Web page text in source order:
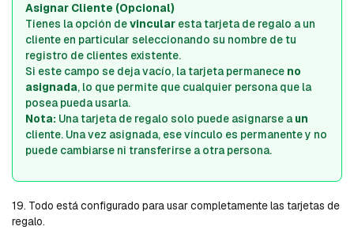
Asignar Cliente (Opcional)
Tienes la opción devincular esta tarjeta de regalo a un
cliente en particular seleccionando su nombre de tu
registro de clientes existente.
Si este campo se deja vacío, la tarjeta permanece no
asignada, lo que permite que cualquier persona que la
posea pueda usarla.
Nota: Una tarjeta de regalo solo puede asignarse aun
cliente. Una vez asignada, ese vínculo es permanente y no
puede cambiarse ni transferirse a otra persona.
19. Todo está configurado para usar completamente las tarjetas de
regalo.